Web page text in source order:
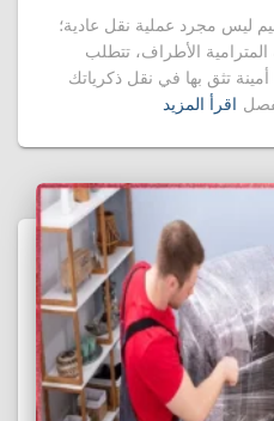
ليس مجرد عملية نقل عادية؛
المترامية الأطراف، تتطلب
تثق بها في نقل ذكرياتك
اقرأ المزيد